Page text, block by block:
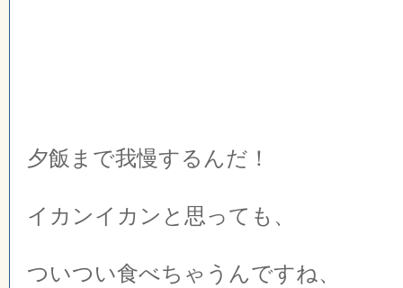
夕飯まで我慢するんだ！
イカンイカンと思っても、
ついつい食べちゃうんですね、